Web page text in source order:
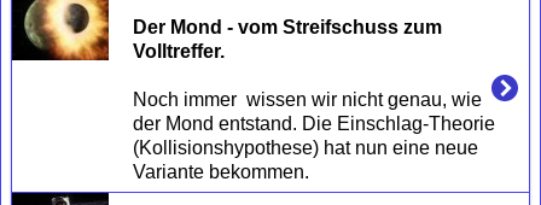
Der Mond - vom Streifschuss zum
Volltreffer.
Noch immer  wissen wir nicht genau, wie
der Mond entstand. Die Einschlag-Theorie
(Kollisionshypothese) hat nun eine neue